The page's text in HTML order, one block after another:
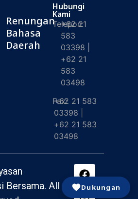
Renungan
Bahasa
Daerah
Hubungi
Kami
Telepon:
+62 21
583
03398 |
+62 21
583
03498
Fax:
+62 21 583
03398 |
+62 21 583
03498
Bersama. All
Dukungan